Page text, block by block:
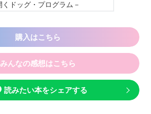
購入はこちら
みんなの感想はこちら
読みたい本をシェアする